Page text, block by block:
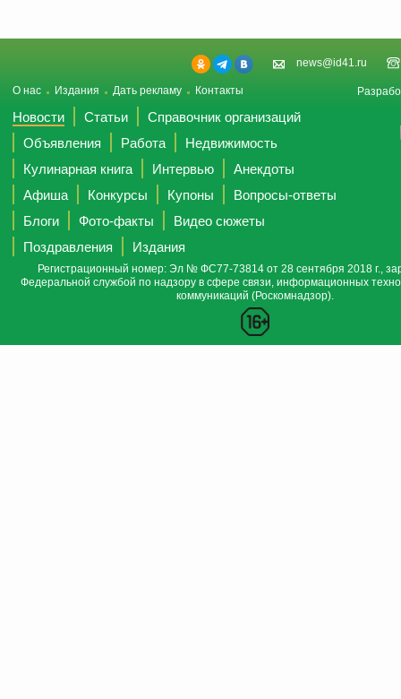
news@id41.ru
О нас Издания Дать рекламу Контакты
Новости Статьи
Справочник организаций
Объявления
Работа
Недвижимость
Кулинарная книга
Интервью
Анекдоты
Афиша
Конкурсы Купоны
Вопросы-ответы
Блоги
Фото-факты
Видео сюжеты
Поздравления
Издания
Регистрационный номер: Эл № ФС77-73814 от 28 сентября 2018 г.,
Федеральной службой по надзору в сфере связи, информационных
коммуникаций (Роскомнадзор).